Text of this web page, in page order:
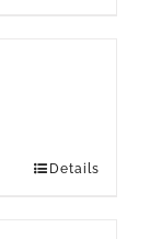
Details